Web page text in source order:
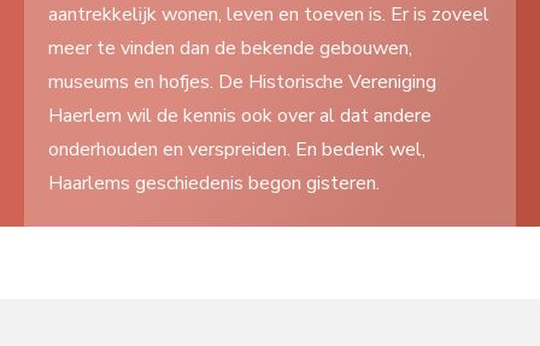
Over ons
Search
aantrekkelijk wonen, leven en toeven is. Er is zoveel
meer te vinden dan de bekende gebouwen,
museums en hofjes. De Historische Vereniging
Haerlem wil de kennis ook over al dat andere
onderhouden en verspreiden. En bedenk wel,
Haarlems geschiedenis begon gisteren.